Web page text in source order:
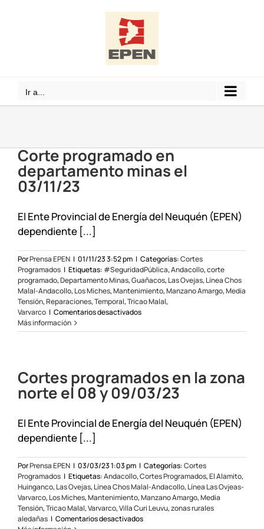
Ir a...
Corte programado en
departamento minas el
03/11/23
El Ente Provincial de Energía del Neuquén (EPEN)
dependiente [...]
PorPrensa EPEN | 01/11/23 3:52 pm | Categorías:Cortes
Programados | Etiquetas: #SeguridadPública,Andacollo,corte
programado,Departamento Minas,Guañacos, Las Ovejas, Línea Chos
Malal-Andacollo, Los Miches,Mantenimiento,Manzano Amargo,Media
Tensión,Reparaciones,Temporal,Tricao Malal,
Varvarco | Comentarios desactivadosen
programado
el
03/11/23
Más información
Cortes programados en la zona
norte el 08 y 09/03/23
El Ente Provincial de Energía del Neuquén (EPEN)
dependiente [...]
PorPrensa EPEN | 03/03/23 1:03 pm | Categorías:Cortes
Programados | Etiquetas:Andacollo,Cortes Programados,El Alamito,
Huinganco, Las Ovejas, Línea Chos Malal-Andacollo, Línea Las Ovjeas-
Varvarco, Los Miches,Mantenimiento,Manzano Amargo,Media
Tensión,Tricao Malal,Varvarco,Villa Curi Leuvu,zonas rurales
aledañas | Comentarios desactivadosen